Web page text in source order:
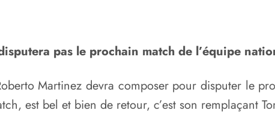
pas le prochain match de l’équipe
Martinez devra composer pour disputer le
est bel et bien de retour, c’est son remplaçant